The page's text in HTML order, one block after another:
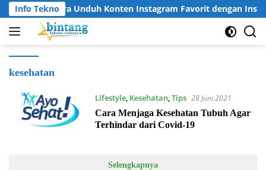
Langsung
ke
konten
Info TeknoCara Unduh Konten Instagram Favorit dengan
kesehatan
Lifestyle, Kesehatan,Tips 28 Juni 2021
Cara Menjaga Kesehatan Tubuh Agar
Terhindar dari Covid-19
Selengkapnya